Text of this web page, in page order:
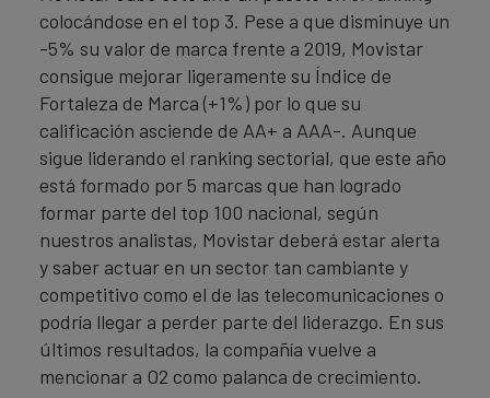
colocándose en el top 3. Pese a que disminuye un
-5% su valor de marca frente a 2019, Movistar
consigue mejorar ligeramente su Índice de
Fortaleza de Marca (+1%) por lo que su
calificación asciende de AA+ a AAA-. Aunque
sigue liderando el ranking sectorial, que este año
está formado por 5 marcas que han logrado
formar parte del top 100 nacional, según
nuestros analistas, Movistar deberá estar alerta
y saber actuar en un sector tan cambiante y
competitivo como el de las telecomunicaciones o
podría llegar a perder parte del liderazgo. En sus
últimos resultados, la compañía vuelve a
mencionar a O2 como palanca de crecimiento.